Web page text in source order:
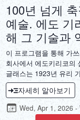
100년 넘게
예술. 에도 기
해 그 기술과
이 프로그램을 통해 가
회사에서 에도키리코의
글래스는 1923년 유리
가공 기술을 끊임없이
해 탄생한 에도키리코
용적인 예술 작품을 탄
일상의 식탁을 장식하는
자세히 알아보기
Wed, Apr 1, 2026